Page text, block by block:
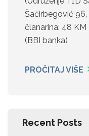
Šaćirbegović
članarina: 48 KM
(BBI banka)
PROČITAJ VIŠE
Recent Posts